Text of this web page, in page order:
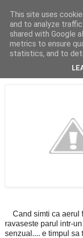
Cealalta
duminică, iunie 25, 2006
vara la
Cand simti ca aerul
ravaseste parul intr-
senzual.... e timpul sa
This site uses
and to analyze
shared with Google
metrics to ensure
statistics, and to